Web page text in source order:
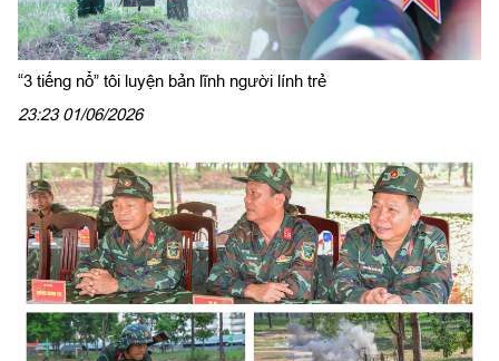
“3 tiếng nổ” tôi luyện bản lĩnh người lính trẻ
23:23 01/06/2026